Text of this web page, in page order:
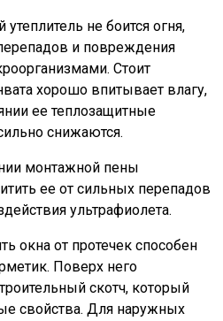
не боится огня,
и повреждения
Стоит
хорошо впитывает влагу,
ее теплозащитные
снижаются.
монтажной пены
ее от сильных перепадов
ультрафиолета.
окна от протечек способен
Поверх него
скотч, который
свойства. Для наружных